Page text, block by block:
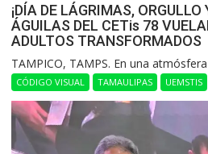
¡DÍA DE LÁGRIMAS,
ÁGUILAS DEL CETis 78
ADULTOS TRANSFORMADOS
​TAMPICO, TAMPS. En una
CÓDIGO VISUAL TAMAULIPAS UEMSTIS